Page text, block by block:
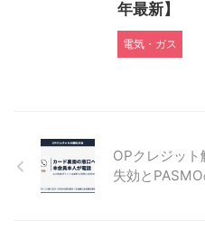
年最新】
電気・ガス
OPクレジット
失効と